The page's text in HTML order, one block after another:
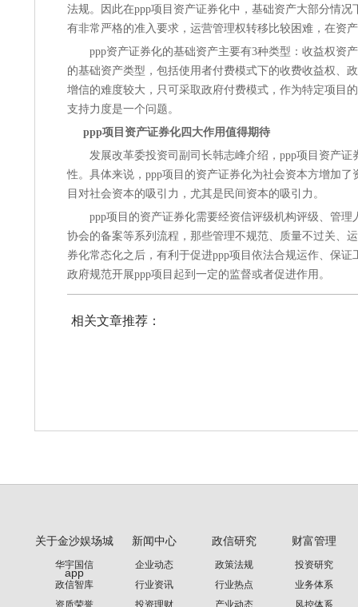
法规。因此在ppp项目资产证券化中，基础资产大部分情
有非常严格的准入要求，运营管理权转移比较困难，在资
ppp资产证券化的基础资产主要有3种类型：收益权资
的基础资产类型，包括使用者付费模式下的收费收益权、
增信的难度较大，只可采取政府付费模式，作为特定项目
支持力度是一个问题。
ppp项目资产证券化四大作用值得期待
发展改革委投资司副司长韩志峰介绍，ppp项目资产
性。具体来说，ppp项目的资产证券化为社会资本方增加
目对社会资本的吸引力，尤其是民间资本的吸引力。
ppp项目的资产证券化需要经资信评级机构评级、管
协会的备案等系列流程，那些管理不规范、质量不过关、
券化常态化之后，有利于促进ppp项目依法合规运作、保
政府规范开展ppp项目起到一定的监督或者促进作用。
相关文章推荐：
关于金沙娱场城
app
华宇国信
政信智库
资质荣誉
新闻中心
企业动态
行业资讯
投资理财
政信研究
政策法规
行业热点
产业动态
财富管理
投资研究
业务体系
风控体系